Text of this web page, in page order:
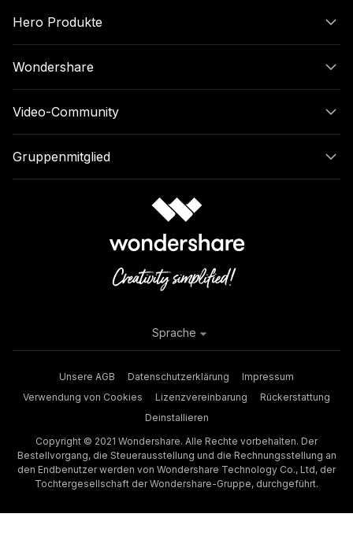
Hero Produkte
Wondershare
Video-Community
Gruppenmitglied
Unsere AGB Datenschutzerklärung
Impressum
Verwendung von Cookies
Lizenzvereinbarung
Rückerstattung
Deinstallieren
Copyright © 2021 Wondershare. Alle Rechte vorbehalten. Der
Bestellvorgang, die Steuerausstellung und die Rechnungsstellung an
den Endbenutzer werden von Wondershare Technology Co., Ltd, der
Tochtergesellschaft der Wondershare-Gruppe, durchgeführt.
Sprache